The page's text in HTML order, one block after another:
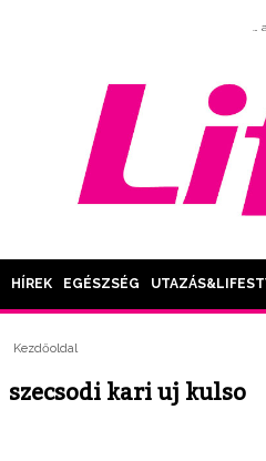
HÍREK EGÉSZSÉG
Kezdőoldal
szecsodi kari uj kulso